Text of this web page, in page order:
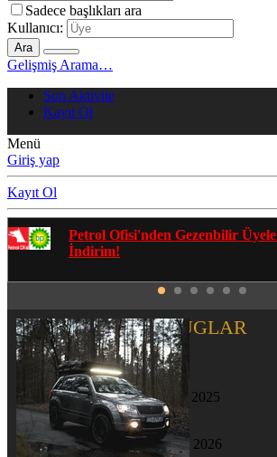
Sadece başlıkları ara
Kullanıcı:
Ara
Gelişmiş Arama…
Son Aktivite
Kayıt Ol
Menü
Giriş yap
Kayıt Ol
Gezenbilir Whatsapp
Tıklayın
KARATUGLAR
Yeni Üye
Katılım
11 Kas 2025
Son görülme
2 Ocak 2026